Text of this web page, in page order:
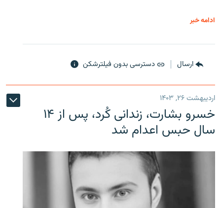
ادامه خبر
ارسال دسترسی بدون فیلترشکن
اردیبهشت ۲۶, ۱۴۰۳
خسرو بشارت، زندانی کُرد، پس از ۱۴
سال حبس اعدام شد